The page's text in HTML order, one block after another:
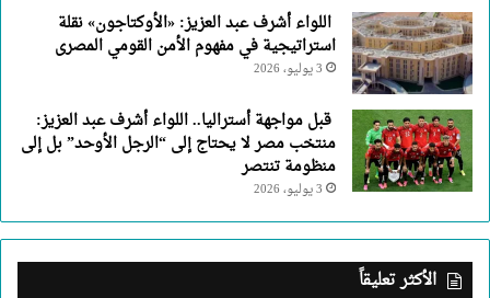
اللواء أشرف عبد العزيز: «الأوكتاجون» نقلة
استراتيجية في مفهوم الأمن القومي المصرى
3 يوليو، 2026
قبل مواجهة أستراليا.. اللواء أشرف عبد العزيز:
منتخب مصر لا يحتاج إلى “الرجل الأوحد” بل إلى
منظومة تنتصر
3 يوليو، 2026
الأكثر تعليقاً